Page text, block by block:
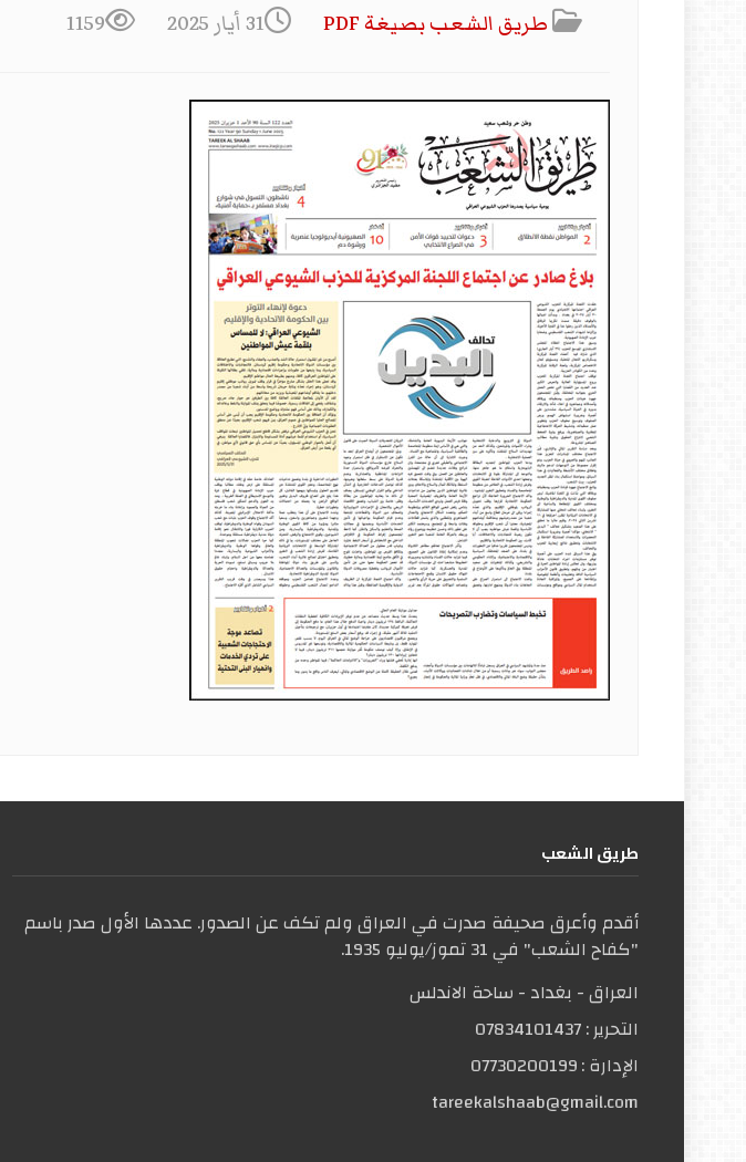
طريق الشعب بصيغة PDF 31 أيار 2025 1159
طریق الشعب
أقدم وأعرق صحيفة صدرت في العراق ولم تكف عن الصدور. عددها الأول صدر باسم
"كفاح الشعب" في 31 تموز/يوليو 1935.
العراق - بغداد - ساحة الاندلس
التحریر :07834101437
الإدارة :07730200199
tareekalshaab@gmail.com